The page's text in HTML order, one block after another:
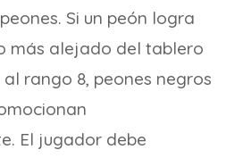
Si un peón logra
más alejado del tablero
rango 8, peones negros
El jugador debe